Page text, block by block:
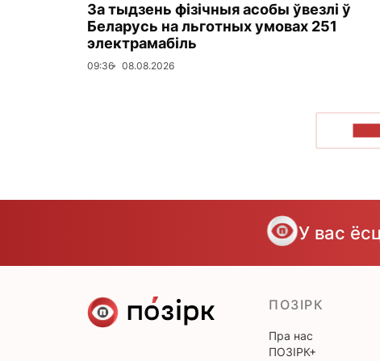
За тыдзень фізічныя асобы ўвезлі ў
Беларусь на льготных умовах 251
электрамабіль
09:36 08.08.2026
У вас
ПОЗІРК
Пра нас
ПОЗІРК+